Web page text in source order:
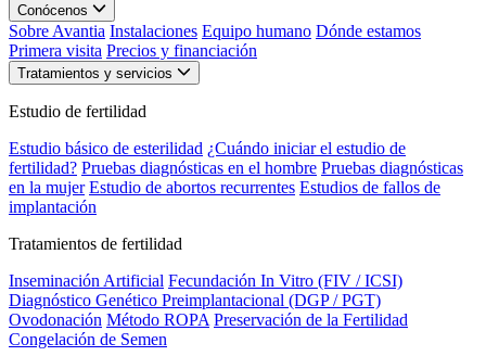
Conócenos
Sobre Avantia Instalaciones Equipo humano Dónde estamos
Primera visita Precios y financiación
Tratamientos y servicios
Estudio de fertilidad
Estudio básico de esterilidad ¿Cuándo iniciar el estudio de
fertilidad? Pruebas diagnósticas en el hombre Pruebas diagnósticas
en la mujer Estudio de abortos recurrentes Estudios de fallos de
implantación
Tratamientos de fertilidad
Inseminación Artificial Fecundación In Vitro (FIV / ICSI)
Diagnóstico Genético Preimplantacional (DGP / PGT)
Ovodonación Método ROPA Preservación de la Fertilidad
Congelación de Semen